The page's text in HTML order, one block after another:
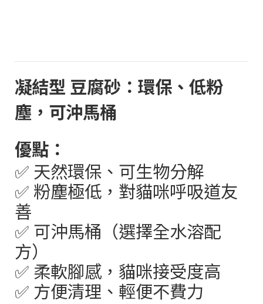
凝結型 豆腐砂：環保、低粉
塵，可沖馬桶
優點：
✅ 天然環保、可生物分解
✅ 粉塵極低，對貓咪呼吸道友
善
✅ 可沖馬桶（選擇全水溶配
方）
✅ 柔軟腳感，貓咪接受度高
✅ 方便清理、輕便不費力